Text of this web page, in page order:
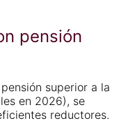
pensión
superior a la
en 2026), se
reductores.